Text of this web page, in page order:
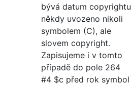
bývá datum copyrightu
někdy uvozeno nikoli
symbolem (C), ale
slovem copyright.
Zapisujeme i v tomto
případě do pole 264
#4 $c před rok symbol